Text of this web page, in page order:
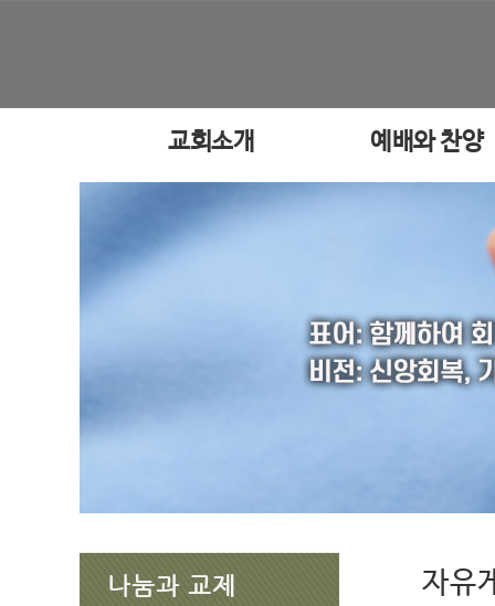
교회소개 예배와 찬양
나눔과 교제 자유